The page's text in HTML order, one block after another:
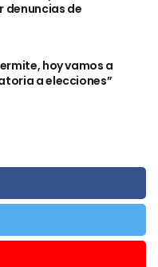
denuncias de
hoy vamos a
a elecciones”